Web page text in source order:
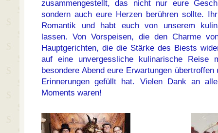
zusammengestellt, das nicht nur eure
sondern auch eure Herzen berühren sollte.
Romantik und habt euch von unserem
lassen. Von Vorspeisen, die den Charme
Hauptgerichten, die die Stärke des Biests
auf eine unvergessliche kulinarische Reise
besondere Abend eure Erwartungen
Erinnerungen gefüllt hat. Vielen Dank an
Moments waren!